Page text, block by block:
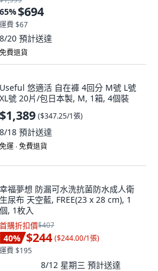
65%$694
運費 $67
8/20 預計送達
免費退貨
Useful 悠適活 自在褲 4回分 M號 L號
XL號 20片/包日本製, M, 1箱, 4個裝
$1,389 ($347.25/1張)
8/18 預計送達
免運 ∙ 免費退貨
幸福夢想 防漏可水洗抗菌防水成人衛
生尿布 天空藍, FREE(23 x 28 cm), 1
個, 1枚入
首購折扣價$407
40% $244 ($244.00/1張)
運費 $195
8/12 星期三 預計送達